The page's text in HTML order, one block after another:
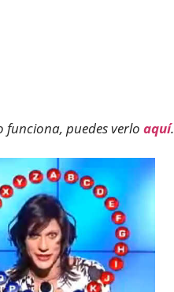
funciona, puedes verlo aquí.